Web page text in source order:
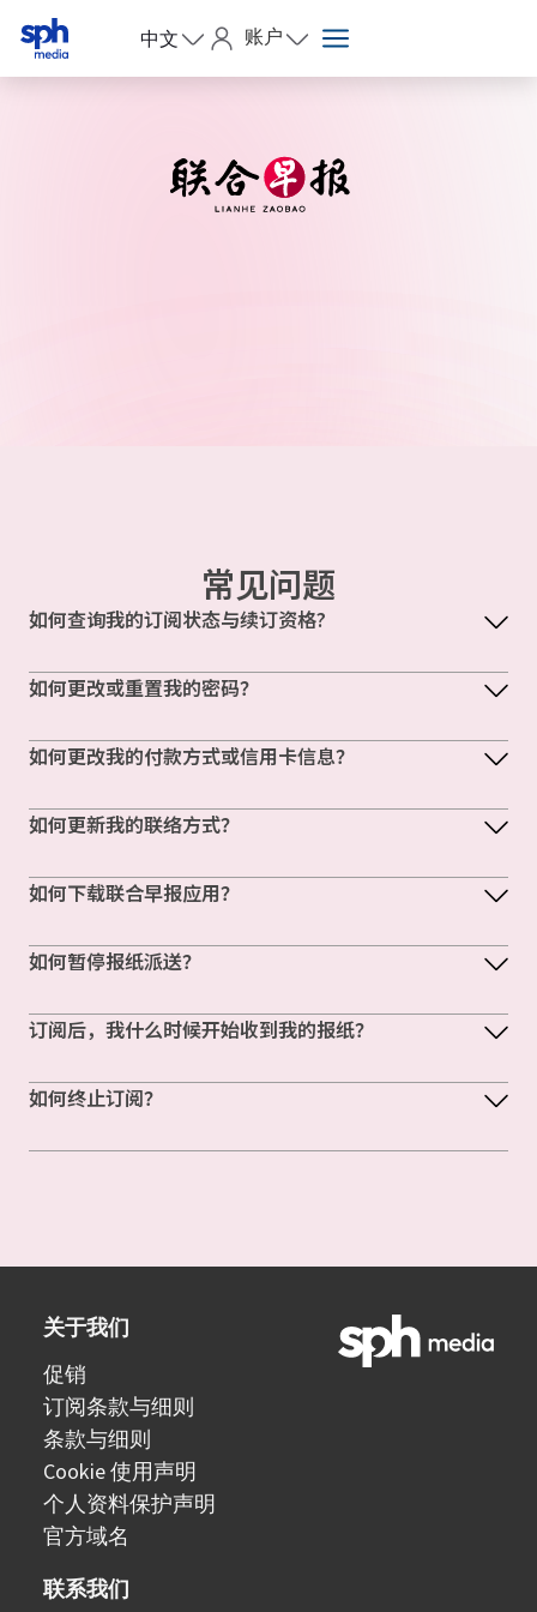
中文 账户
常见问题
如何查询我的订阅状态与续订资格?
如何更改或重置我的密码？
如何更改我的付款方式或信用卡信息？
如何更新我的联络方式？
如何下载联合早报应用？
如何暂停报纸派送？
订阅后，我什么时候开始收到我的报纸？
如何终止订阅？
关于我们
促销
订阅条款与细则
条款与细则
Cookie 使用声明
个人资料保护声明
官方域名
联系我们